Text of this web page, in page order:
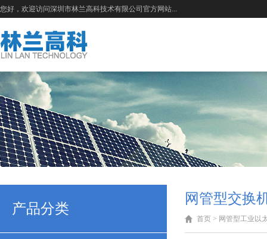
您好，欢迎访问深圳市林兰高科技术有限公司官方网站...
产品分类
网管型交换
首页 > 网管型工业以